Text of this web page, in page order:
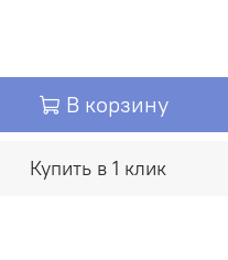
В корзину
Купить в 1 клик